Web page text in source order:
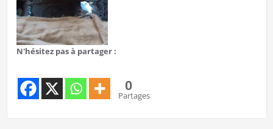
N'hésitez pas à partager :
0
Partages